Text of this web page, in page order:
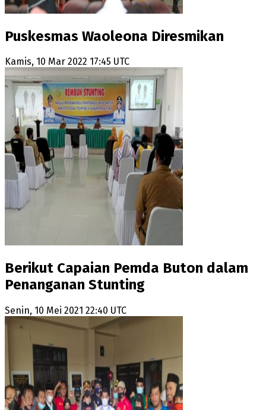
Puskesmas Waoleona Diresmikan
Kamis, 10 Mar 2022 17:45 UTC
Berikut Capaian Pemda Buton dalam
Penanganan Stunting
Senin, 10 Mei 2021 22:40 UTC